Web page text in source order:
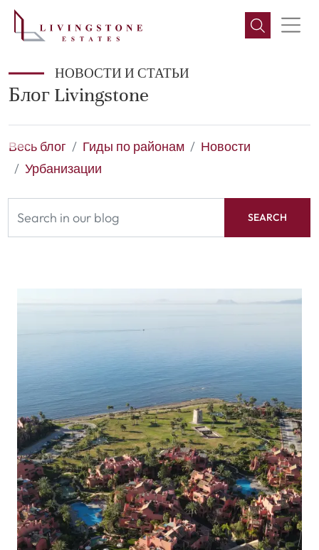
НОВОСТИ И СТАТЬИ
Блог Livingstone
Весь блог Гиды по районам
Новости
Урбанизации
SEARCH